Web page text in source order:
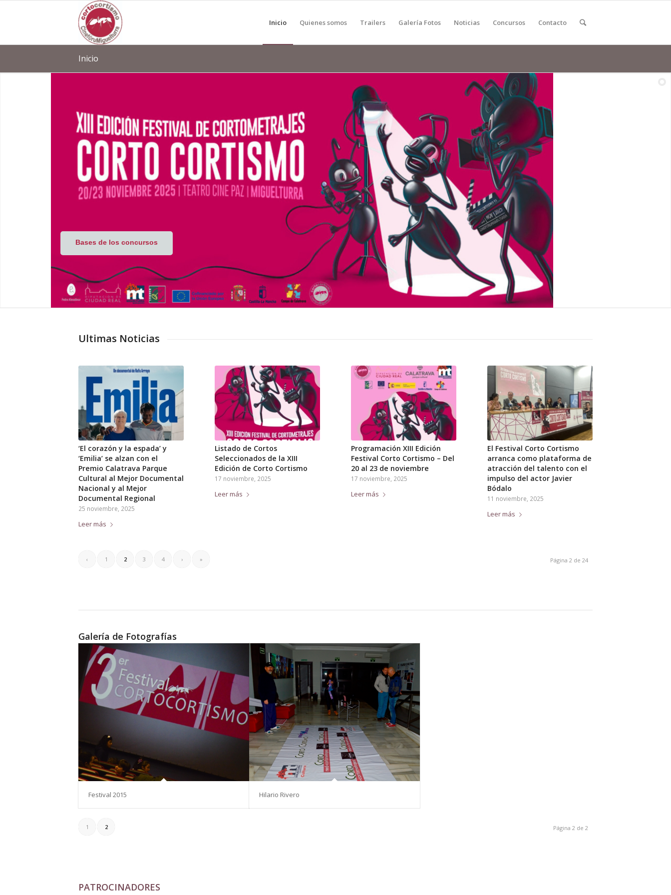
Inicio Quienes somos Trailers Galería Fotos Noticias Concursos Contacto
Inicio
Bases de los concursos
Ultimas Noticias
‘El corazón y la espada’ y
‘Emilia’ se alzan con el
Premio Calatrava Parque
Cultural al Mejor Documental
Nacional y al Mejor
Documental Regional
25 noviembre, 2025
Leer más
Listado de Cortos
Seleccionados de la XIII
Edición de Corto Cortismo
17 noviembre, 2025
Leer más
Programación XIII Edición
Festival Corto Cortismo – Del
20 al 23 de noviembre
17 noviembre, 2025
Leer más
El Festival Corto Cortismo
arranca como plataforma de
atracción del talento con el
impulso del actor Javier
Bódalo
11 noviembre, 2025
Leer más
Página 2 de 24
‹ 1 2 3 4 › »
Galería de Fotografías
Festival 2015 Hilario Rivero
Página 2 de 2
1 2
PATROCINADORES